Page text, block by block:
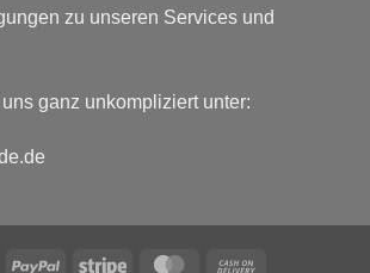
zu unseren Services und
ganz unkompliziert unter:
Visa PayPal Stripe MasterCard